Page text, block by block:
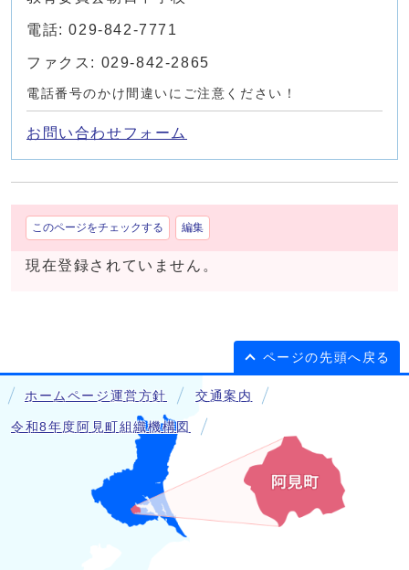
電話: 029-842-7771
ファクス: 029-842-2865
電話番号のかけ間違いにご注意ください！
お問い合わせフォーム
このページをチェックする 編集
現在登録されていません。
ページの先頭へ戻る
ホームページ運営方針 交通案内
令和8年度阿見町組織機構図